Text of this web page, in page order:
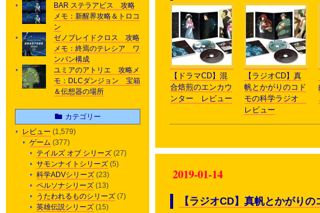
【ドラマCD】混
合焙煎のエンカウ
ンター レビュー
【ラジオCD】真
帆とかがりのコド
モの科学ラジオ
レビュー
2019-01-14
【ラジオCD】真帆とかがり
BAR ステラアビス 攻略
メモ：新醒界攻略＆トロコ
ン
ゼノブレイドクロス 攻略
メモ：終焉のテレシア ワ
ンパン構成
ユミアのアトリエ 攻略メ
モ：DLCダンジョン 宝箱
＆伝想器の場所
カテゴリー
レビュー (1,579)
ゲーム (377)
テイルズ オブ シリーズ (27)
サモンナイトシリーズ (5)
科学ADVシリーズ (23)
ペルソナシリーズ (13)
うたわれるものシリーズ (7)
英雄伝説シリーズ (15)